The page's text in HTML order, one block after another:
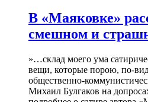
В «Маяковке»
смешном и
»…склад моего ума
вещи, которые порою, по-
общественно-
Михаил Булгаков на